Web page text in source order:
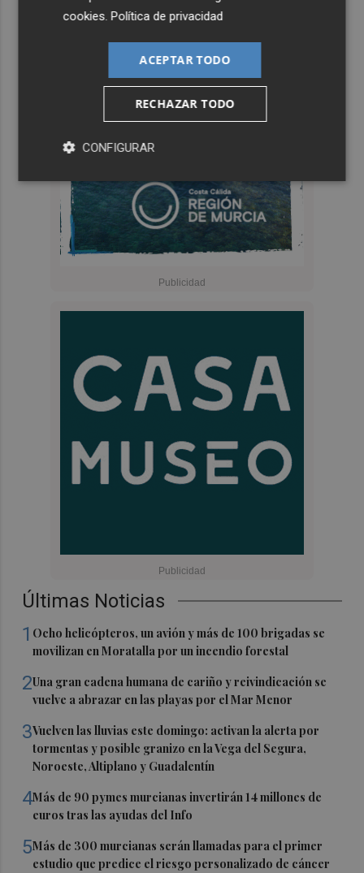
Últimas Noticias
1 Ocho helicópteros, un avión y más de 100 brigadas se
movilizan en Moratalla por un incendio forestal
2Una gran cadena humana de cariño y reivindicación se
vuelve a abrazar en las playas por el Mar Menor
3Vuelven las lluvias este domingo: activan la alerta por
tormentas y posible granizo en la Vega del Segura,
Noroeste, Altiplano y Guadalentín
4Más de 90 pymes murcianas invertirán 14 millones de
euros tras las ayudas del Info
5Más de 300 murcianas serán llamadas para el primer
estudio que predice el riesgo personalizado de cáncer
cookies .Política de privacidad
ACEPTAR TODO
RECHAZAR TODO
CONFIGURAR